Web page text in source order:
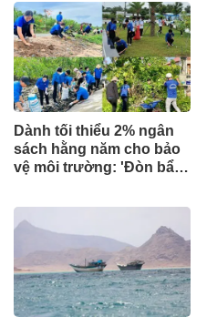
Dành tối thiểu 2% ngân
sách hằng năm cho bảo
vệ môi trường: 'Đòn bẩy'
ngoặt quản trị hiện đại